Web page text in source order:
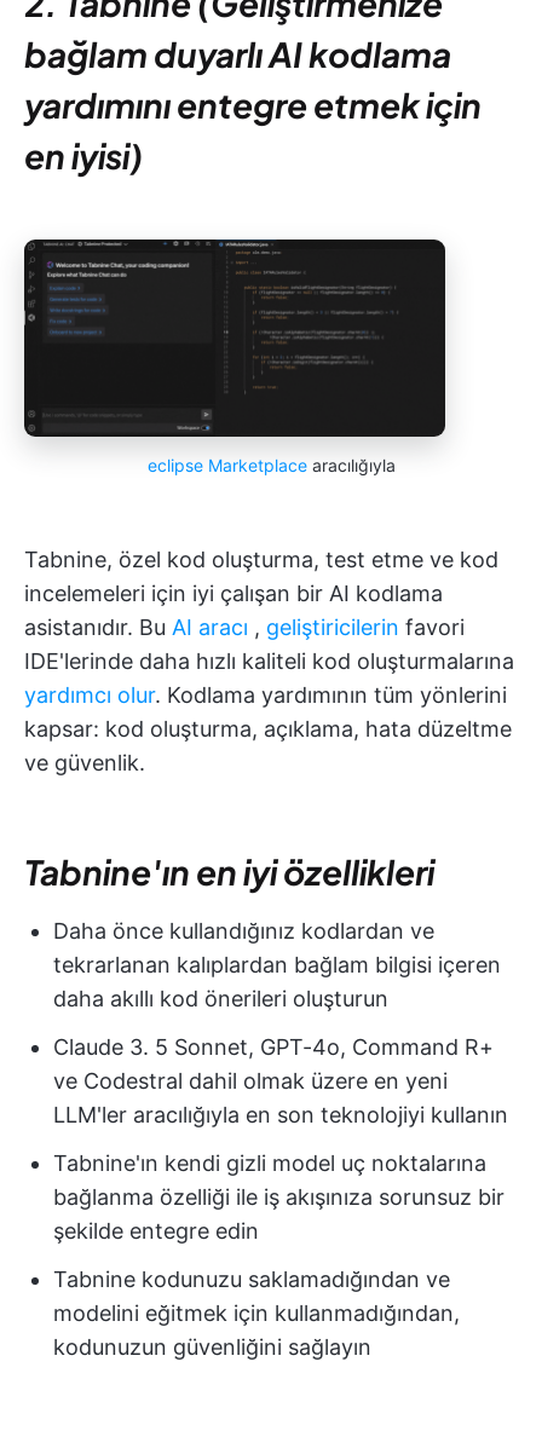
bağlam duyarlı AI kodlama
yardımını entegre etmek için
en iyisi)
eclipse Marketplacearacılığıyla
Tabnine, özel kod oluşturma, test etme ve kod
incelemeleri için iyi çalışan bir AI kodlama
asistanıdır. Bu AI aracı , geliştiricilerin favori
IDE'lerinde daha hızlı kaliteli kod oluşturmalarına
yardımcı olur. Kodlama yardımının tüm yönlerini
kapsar: kod oluşturma, açıklama, hata düzeltme
ve güvenlik.
Tabnine'ın en iyi özellikleri
Daha önce kullandığınız kodlardan ve
tekrarlanan kalıplardan bağlam bilgisi içeren
daha akıllı kod önerileri oluşturun
Claude 3. 5 Sonnet, GPT-4o, Command R+
ve Codestral dahil olmak üzere en yeni
LLM'ler aracılığıyla en son teknolojiyi kullanın
Tabnine'ın kendi gizli model uç noktalarına
bağlanma özelliği ile iş akışınıza sorunsuz bir
şekilde entegre edin
Tabnine kodunuzu saklamadığından ve
modelini eğitmek için kullanmadığından,
kodunuzun güvenliğini sağlayın